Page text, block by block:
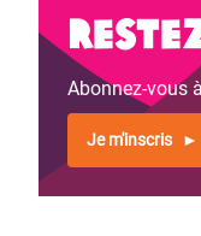
Abonnez-vous
Je m'inscris